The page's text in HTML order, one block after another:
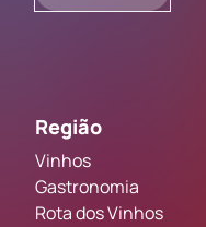
Região
Vinhos
Gastronomia
Rota dos Vinhos